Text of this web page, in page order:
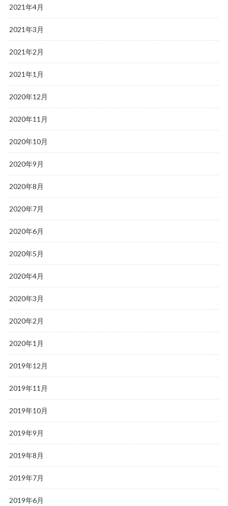
2021年4月
2021年3月
2021年2月
2021年1月
2020年12月
2020年11月
2020年10月
2020年9月
2020年8月
2020年7月
2020年6月
2020年5月
2020年4月
2020年3月
2020年2月
2020年1月
2019年12月
2019年11月
2019年10月
2019年9月
2019年8月
2019年7月
2019年6月